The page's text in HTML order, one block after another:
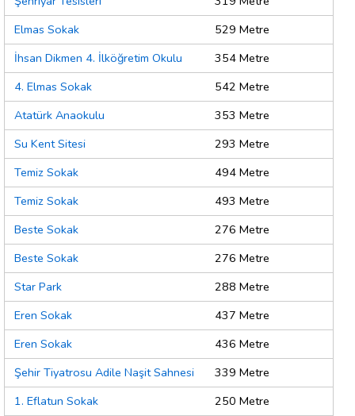
Elmas Sokak
529 Metre
İhsan Dikmen 4. İlköğretim Okulu
354 Metre
4. Elmas Sokak
542 Metre
Atatürk Anaokulu
353 Metre
Su Kent Sitesi
293 Metre
Temiz Sokak
494 Metre
Temiz Sokak
493 Metre
Beste Sokak
276 Metre
Beste Sokak
276 Metre
Star Park
288 Metre
Eren Sokak
437 Metre
Eren Sokak
436 Metre
Şehir Tiyatrosu Adile Naşit Sahnesi
339 Metre
1. Eflatun Sokak
250 Metre